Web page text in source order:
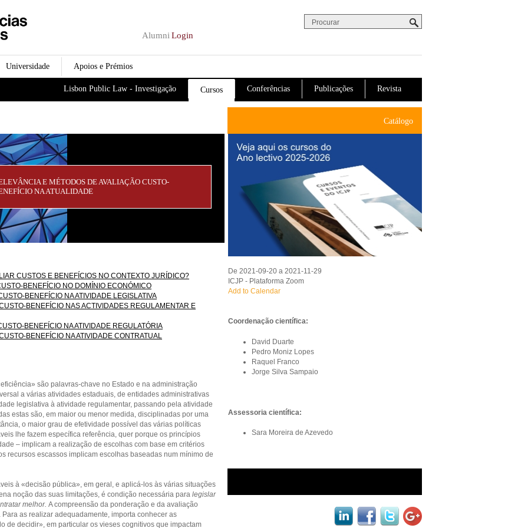
Alumni Login
Formulário de procura
Apoios e Prémios
Universidade
Revista
Publicações
Conferências
Cursos
Lisbon Public Law - Investigação
E MÉTODOS DE AVALIAÇÃO CUSTO-
NA ATUALIDADE
CUSTOS E BENEFÍCIOS NO CONTEXTO JURÍDICO?
BENEFÍCIO NO DOMÍNIO ECONÓMICO
BENEFÍCIO NA ATIVIDADE LEGISLATIVA
BENEFÍCIO NAS ACTIVIDADES REGULAMENTAR E
BENEFÍCIO NA ATIVIDADE REGULATÓRIA
BENEFÍCIO NA ATIVIDADE CONTRATUAL
são palavras-chave no Estado e na administração
a várias atividades estaduais, de entidades administrativas
legislativa à atividade regulamentar, passando pela atividade
estas são, em maior ou menor medida, disciplinadas por uma
o maior grau de efetividade possível das várias políticas
lhe fazem específica referência, quer porque os princípios
– implicam a realização de escolhas com base em critérios
recursos escassos implicam escolhas baseadas num mínimo de
à «decisão pública», em geral, e aplicá-los às várias situações
noção das suas limitações, é condição necessária para legislar
melhor. A compreensão da ponderação e da avaliação
as realizar adequadamente, importa conhecer as
de decidir», em particular os vieses cognitivos que impactam
Catálogo
De 2021-09-20 a 2021-11-29
ICJP - Plataforma Zoom
Add to Calendar
Coordenação científica:
David Duarte
Pedro Moniz Lopes
Raquel Franco
Jorge Silva Sampaio
Assessoria científica:
Sara Moreira de Azevedo